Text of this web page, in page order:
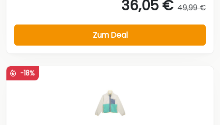
36,05 € 49,99 €
Zum Deal
-18%